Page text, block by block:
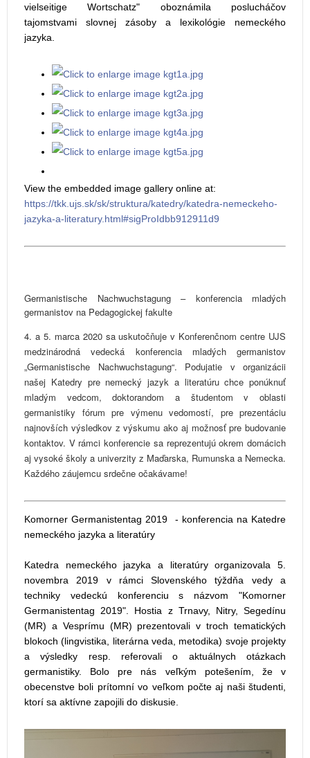
vielseitige Wortschatz" oboznámila poslucháčov
tajomstvami slovnej zásoby a lexikológie nemeckého
jazyka.
View the embedded image gallery online at:
https://tkk.ujs.sk/sk/struktura/katedry/katedra-nemeckeho-
jazyka-a-literatury.html#sigProIdbb912911d9
Germanistische Nachwuchstagung – konferencia mladých
germanistov na Pedagogickej fakulte
4. a 5. marca 2020 sa uskutočňuje v Konferenčnom centre UJS
medzinárodná vedecká konferencia mladých germanistov
„Germanistische Nachwuchstagung“. Podujatie v organizácii
našej Katedry pre nemecký jazyk a literatúru chce ponúknuť
mladým vedcom, doktorandom a študentom v oblasti
germanistiky fórum pre výmenu vedomostí, pre prezentáciu
najnovších výsledkov z výskumu ako aj možnosť pre budovanie
kontaktov. V rámci konferencie sa reprezentujú okrem domácich
aj vysoké školy a univerzity z Maďarska, Rumunska a Nemecka.
Každého záujemcu srdečne očakávame!
Komorner Germanistentag 2019 - konferencia na Katedre
nemeckého jazyka a literatúry
Katedra nemeckého jazyka a literatúry organizovala 5.
novembra 2019 v rámci Slovenského týždňa vedy a
techniky vedeckú konferenciu s názvom "Komorner
Germanistentag 2019". Hostia z Trnavy, Nitry, Segedínu
(MR) a Vesprímu (MR) prezentovali v troch tematických
blokoch (lingvistika, literárna veda, metodika) svoje projekty
a výsledky resp. referovali o aktuálnych otázkach
germanistiky. Bolo pre nás veľkým potešením, že v
obecenstve boli prítomní vo veľkom počte aj naši študenti,
ktorí sa aktívne zapojili do diskusie.